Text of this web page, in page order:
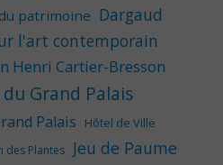
patrimoine Dargaud
l'art contemporain
Henri Cartier-Bresson
Grand Palais
Palais Hôtel de Ville
des Plantes Jeu de Paume